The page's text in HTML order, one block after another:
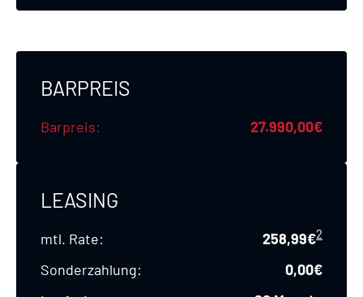
BARPREIS
Barpreis 27.990,00€
LEASING
mtl. Rate 258,99€2
Sonderzahlung
0,00€